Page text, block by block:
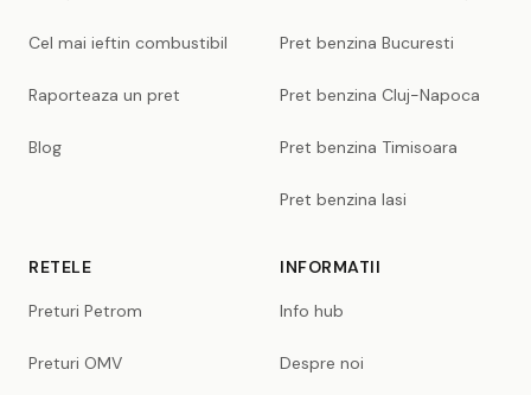
Cel mai ieftin combustibil
Raporteaza un pret
Blog
Pret benzina Bucuresti
Pret benzina Cluj-Napoca
Pret benzina Timisoara
Pret benzina Iasi
RETELE
Preturi Petrom
Preturi OMV
INFORMATII
Info hub
Despre noi